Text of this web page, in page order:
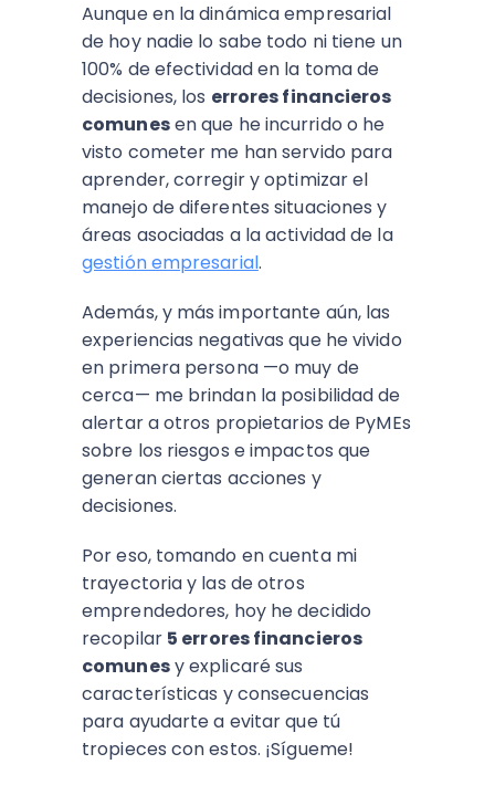
Aunque en la dinámica empresarial
de hoy nadie lo sabe todo ni tiene un
100% de efectividad en la toma de
decisiones, los errores financieros
comunesen que he incurrido o he
visto cometer me han servido para
aprender, corregir y optimizar el
manejo de diferentes situaciones y
áreas asociadas a la actividad de la
gestión empresarial.
Además, y más importante aún, las
experiencias negativas que he vivido
en primera persona —o muy de
cerca— me brindan la posibilidad de
alertar a otros propietarios de PyMEs
sobre los riesgos e impactos que
generan ciertas acciones y
decisiones.
Por eso, tomando en cuenta mi
trayectoria y las de otros
emprendedores, hoy he decidido
recopilar 5 errores financieros
comunesy explicaré sus
características y consecuencias
para ayudarte a evitar que tú
tropieces con estos. ¡Sígueme!